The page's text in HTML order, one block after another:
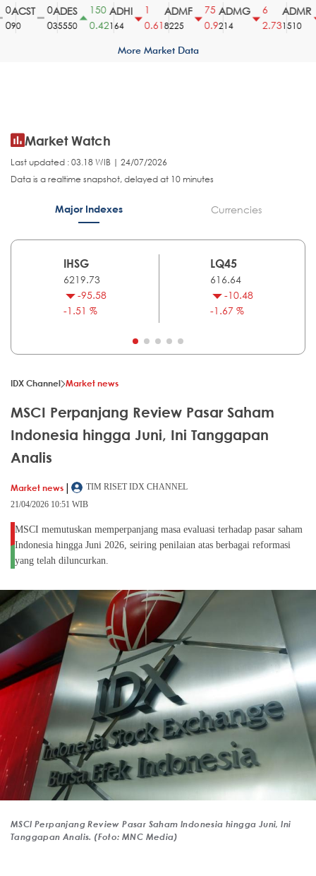
ACST
90
ADES
35550
150
0.42
ADHI
164
0.61
ADMF
8225
75
0.9
ADMG
214
2.73
ADMR
1510
More Market Data
Market Watch
Last updated : 03.18 WIB | 24/07/2026
Data is a realtime snapshot, delayed at 10 minutes
Major Indexes Currencies
IHSG
6219.73
-95.58
-1.51 %
LQ45
616.64
-10.48
-1.67 %
IDX Channel Market news
MSCI Perpanjang Review Pasar Saham
Indonesia hingga Juni, Ini Tanggapan
Analis
Market news |
TIM RISET IDX CHANNEL
21/04/2026 10:51 WIB
MSCI memutuskan memperpanjang masa evaluasi terhadap pasar saham
Indonesia hingga Juni 2026, seiring penilaian atas berbagai reformasi
yang telah diluncurkan.
MSCI Perpanjang Review Pasar Saham Indonesia hingga Juni, Ini
Tanggapan Analis. (Foto: MNC Media)